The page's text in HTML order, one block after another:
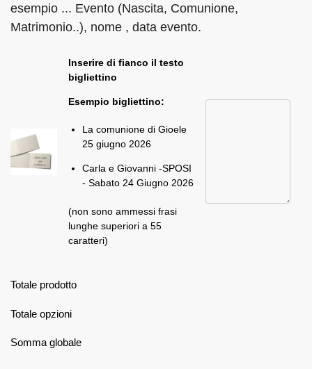
esempio ... Evento (Nascita, Comunione,
Matrimonio..), nome , data evento.
Inserire di fianco il testo
bigliettino
Esempio bigliettino:
La comunione di Gioele
25 giugno 2026
Carla e Giovanni -SPOSI
- Sabato 24 Giugno 2026
(non sono ammessi frasi
lunghe superiori a 55
caratteri)
Totale prodotto
Totale opzioni
Somma globale